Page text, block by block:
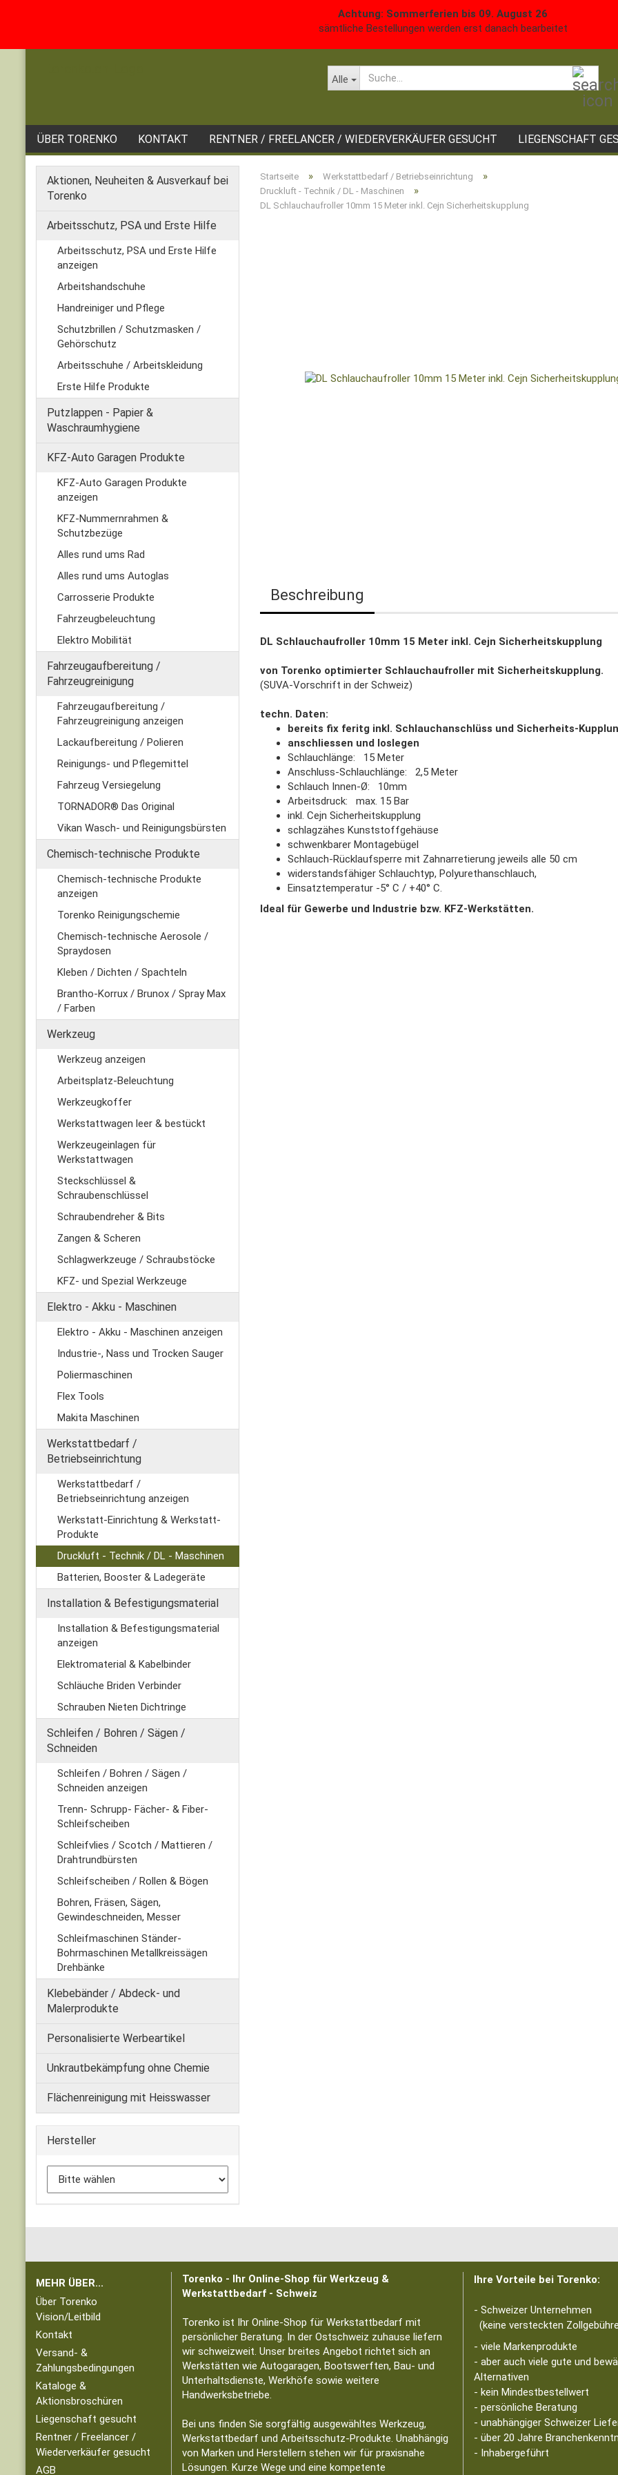
Alle
Achtung: Sommerferien bis 09. August 26
sämtliche Bestellungen werden erst danach bearbeitet
ÜBER TORENKO KONTAKT RENTNER / FREELANCER / WIEDERVERKÄUFER GESUCHT LIEGENSCHAFT
Startseite » Werkstattbedarf / Betriebseinrichtung »
Druckluft - Technik / DL - Maschinen »
DL Schlauchaufroller 10mm 15 Meter inkl. Cejn Sicherheitskupplung
Beschreibung
DL Schlauchaufroller 10mm 15 Meter inkl. Cejn Sicherheitskupplung
von Torenko optimierter Schlauchaufroller mit Sicherheitskupplung.
(SUVA-Vorschrift in der Schweiz)
techn. Daten:
bereits fix feritg inkl. Schlauchanschlüss und Sicherheits-
anschliessen und loslegen
Schlauchlänge: 15 Meter
Anschluss-Schlauchlänge: 2,5 Meter
Schlauch Innen-Ø: 10mm
Arbeitsdruck: max. 15 Bar
inkl. Cejn Sicherheitskupplung
schlagzähes Kunststoffgehäuse
schwenkbarer Montagebügel
Schlauch-Rücklaufsperre mit Zahnarretierung jeweils alle 50 cm
widerstandsfähiger Schlauchtyp, Polyurethanschlauch,
Einsatztemperatur -5° C / +40° C.
Ideal für Gewerbe und Industrie bzw. KFZ-Werkstätten.
Aktionen, Neuheiten & Ausverkauf bei
Torenko
Arbeitsschutz, PSA und Erste Hilfe
Arbeitsschutz, PSA und Erste Hilfe
anzeigen
Arbeitshandschuhe
Handreiniger und Pflege
Schutzbrillen / Schutzmasken /
Gehörschutz
Arbeitsschuhe / Arbeitskleidung
Erste Hilfe Produkte
Putzlappen - Papier &
Waschraumhygiene
KFZ-Auto Garagen Produkte
KFZ-Auto Garagen Produkte
anzeigen
KFZ-Nummernrahmen &
Schutzbezüge
Alles rund ums Rad
Alles rund ums Autoglas
Carrosserie Produkte
Fahrzeugbeleuchtung
Elektro Mobilität
Fahrzeugaufbereitung /
Fahrzeugreinigung
Fahrzeugaufbereitung /
Fahrzeugreinigung anzeigen
Lackaufbereitung / Polieren
Reinigungs- und Pflegemittel
Fahrzeug Versiegelung
TORNADOR® Das Original
Vikan Wasch- und Reinigungsbürsten
Chemisch-technische Produkte
Chemisch-technische Produkte
anzeigen
Torenko Reinigungschemie
Chemisch-technische Aerosole /
Spraydosen
Kleben / Dichten / Spachteln
Brantho-Korrux / Brunox / Spray Max
/ Farben
Werkzeug
Werkzeug anzeigen
Arbeitsplatz-Beleuchtung
Werkzeugkoffer
Werkstattwagen leer & bestückt
Werkzeugeinlagen für
Werkstattwagen
Steckschlüssel &
Schraubenschlüssel
Schraubendreher & Bits
Zangen & Scheren
Schlagwerkzeuge / Schraubstöcke
KFZ- und Spezial Werkzeuge
Elektro - Akku - Maschinen
Elektro - Akku - Maschinen anzeigen
Industrie-, Nass und Trocken Sauger
Poliermaschinen
Flex Tools
Makita Maschinen
Werkstattbedarf /
Betriebseinrichtung
Werkstattbedarf /
Betriebseinrichtung anzeigen
Werkstatt-Einrichtung & Werkstatt-
Produkte
Druckluft - Technik / DL - Maschinen
Batterien, Booster & Ladegeräte
Installation & Befestigungsmaterial
Installation & Befestigungsmaterial
anzeigen
Elektromaterial & Kabelbinder
Schläuche Briden Verbinder
Schrauben Nieten Dichtringe
Schleifen / Bohren / Sägen /
Schneiden
Schleifen / Bohren / Sägen /
Schneiden anzeigen
Trenn- Schrupp- Fächer- & Fiber-
Schleifscheiben
Schleifvlies / Scotch / Mattieren /
Drahtrundbürsten
Schleifscheiben / Rollen & Bögen
Bohren, Fräsen, Sägen,
Gewindeschneiden, Messer
Schleifmaschinen Ständer-
Bohrmaschinen Metallkreissägen
Drehbänke
Klebebänder / Abdeck- und
Malerprodukte
Personalisierte Werbeartikel
Unkrautbekämpfung ohne Chemie
Flächenreinigung mit Heisswasser
Hersteller
MEHR ÜBER...
Über Torenko
Vision/Leitbild
Kontakt
Versand- &
Zahlungsbedingungen
Kataloge &
Aktionsbroschüren
Liegenschaft gesucht
Rentner / Freelancer /
Wiederverkäufer gesucht
AGB
Torenko - Ihr Online-Shop für Werkzeug &
Werkstattbedarf - Schweiz
Torenko ist Ihr Online-Shop für Werkstattbedarf mit
persönlicher Beratung. In der Ostschweiz zuhause liefern
wir schweizweit. Unser breites Angebot richtet sich an
Werkstätten wie Autogaragen, Bootswerften, Bau- und
Unterhaltsdienste, Werkhöfe sowie weitere
Handwerksbetriebe.
Bei uns finden Sie sorgfältig ausgewähltes Werkzeug,
Werkstattbedarf und Arbeitsschutz-Produkte. Unabhängig
von Marken und Herstellern stehen wir für praxisnahe
Lösungen. Kurze Wege und eine kompetente
Ihre Vorteile bei Torenko:
- Schweizer Unternehmen
(keine versteckten
- viele Markenprodukte
- aber auch viele gute und
Alternativen
- kein Mindestbestellwert
- persönliche Beratung
- unabhängiger Schweizer
- über 20 Jahre
- Inhabergeführt